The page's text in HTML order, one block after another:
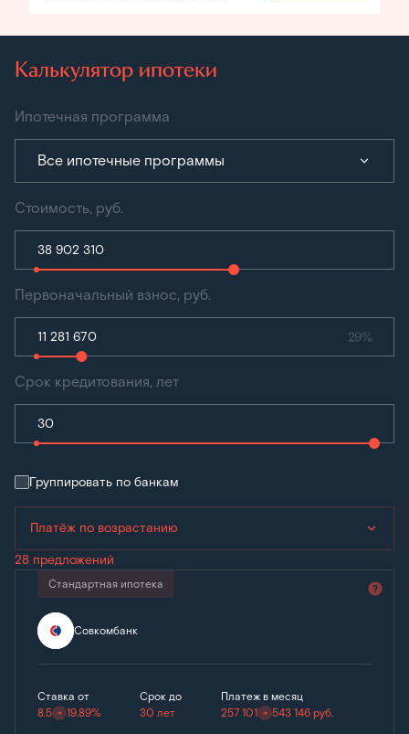
Калькулятор ипотеки
Ипотечная программа
Все ипотечные программы
Стоимость, руб.
Первоначальный взнос, руб.
29%
Срок кредитования, лет
Группировать по банкам
Платёж по возрастанию
28 предложений
Стандартная ипотека
Совкомбанк
Ставка от
8.5
19.89%
Срок до
30 лет
Платеж в месяц
257 101
543 146 руб.